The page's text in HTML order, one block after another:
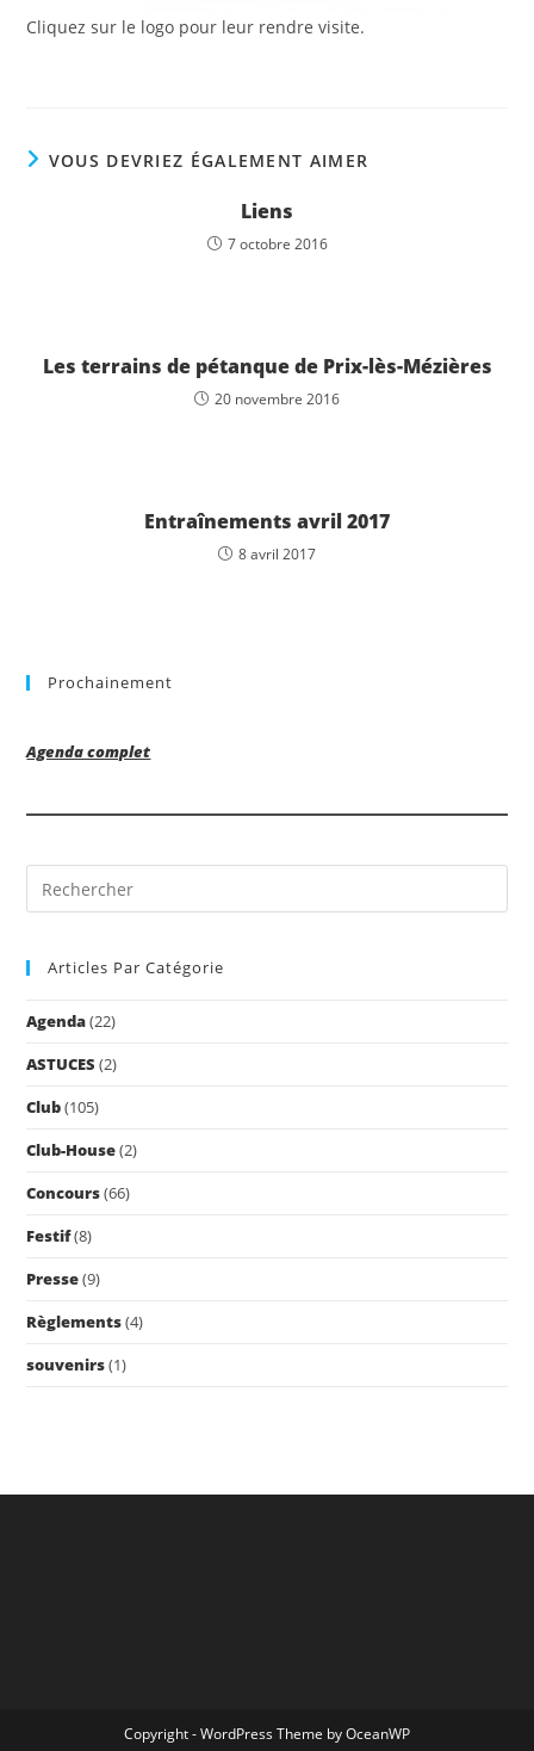
Cliquez sur le logo pour leur rendre visite.
VOUS DEVRIEZ ÉGALEMENT AIMER
Liens
7 octobre 2016
Les terrains de pétanque de Prix-lès-Mézières
20 novembre 2016
Entraînements avril 2017
8 avril 2017
Prochainement
Agenda complet
Articles Par Catégorie
Agenda(22)
ASTUCES (2)
Club(105)
Club-House(2)
Concours(66)
Festif(8)
Presse(9)
Règlements(4)
souvenirs(1)
Copyright - WordPress Theme by OceanWP